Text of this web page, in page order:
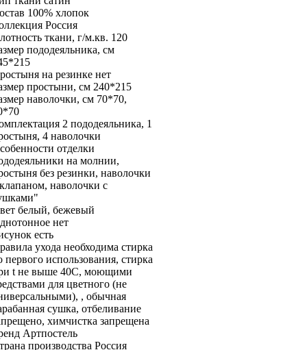
100% хлопок
Россия
ткани, г/м.кв. 120
пододеяльника, см
на резинке нет
простыни, см 240*215
наволочки, см 70*70,
2 пододеяльника, 1
4 наволочки
отделки
на молнии,
без резинки, наволочки
наволочки с
белый, бежевый
нет
есть
ухода необходима стирка
первого использования, стирка
t не выше 40С, моющими
для цветного (не
, обычная
сушка, отбеливание
химчистка запрещена
Артпостель
производства Россия